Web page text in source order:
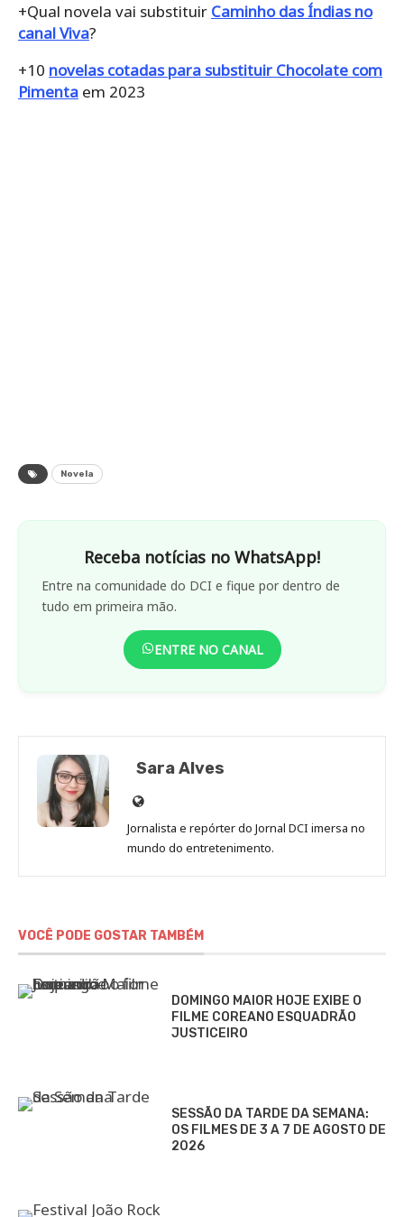
+Qual novela vai substituir Caminho das Índias no
canal Viva?
+10 novelas cotadas para substituir Chocolate com
Pimenta em 2023
Novela
Receba notícias no WhatsApp!
Entre na comunidade do DCI e fique por dentro de
tudo em primeira mão.
ENTRE NO CANAL
Sara Alves
Site
de
Sara
Jornalista e repórter do Jornal DCI imersa no
mundo do entretenimento.
VOCÊ PODE GOSTAR TAMBÉM
DOMINGO MAIOR HOJE EXIBE O
FILME COREANO ESQUADRÃO
JUSTICEIRO
SESSÃO DA TARDE DA SEMANA:
OS FILMES DE 3 A 7 DE AGOSTO DE
2026